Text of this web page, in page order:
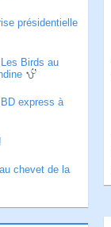
présidentielle
Les Birds au
BD express à
chevet de la